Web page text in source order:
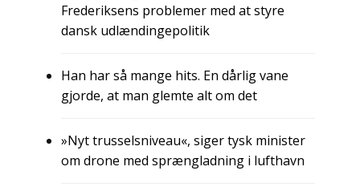
Frederiksens problemer med at styre
dansk udlændingepolitik
Han har så mange hits. En dårlig vane
gjorde, at man glemte alt om det
»Nyt trusselsniveau«, siger tysk minister
om drone med sprængladning i lufthavn